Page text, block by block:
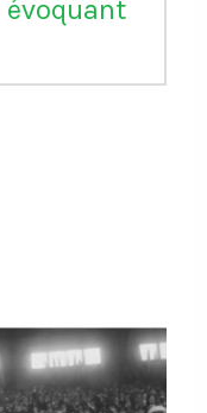
évoquant